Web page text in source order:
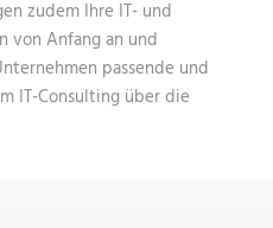
zudem Ihre IT- und
von Anfang an und
passende und
IT-Consulting über die